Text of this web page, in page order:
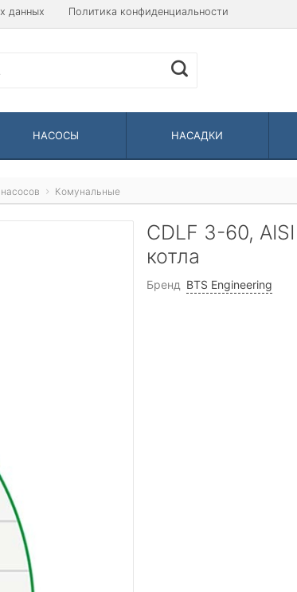
данных Политика конфиденциальности
НАСОСЫ НАСАДКИ
Комунальные
CDLF 3-60,
котла
Бренд BTS Engineering